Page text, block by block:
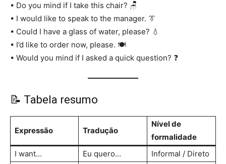
• Do you mind if I take this chair? 🪑
• I would like to speak to the manager. 👔
• Could I have a glass of water, please? 💧
• I’d like to order now, please. 🍽️
• Would you mind if I asked a quick question? ❓
📝 Tabela resumo
Expressão Tradução
Nível de
formalidade
I want…
Eu quero… Informal / Direto